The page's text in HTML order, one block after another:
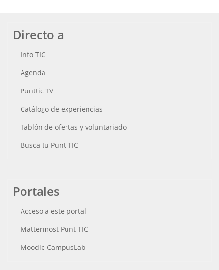
Directo a
Info TIC
Agenda
Punttic TV
Catálogo de experiencias
Tablón de ofertas y voluntariado
Busca tu Punt TIC
Portales
Acceso a este portal
Mattermost Punt TIC
Moodle CampusLab